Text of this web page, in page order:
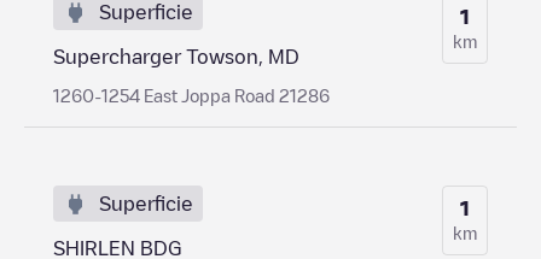
Superficie
Supercharger Towson, MD
1260-1254 East Joppa Road 21286
1
km
Superficie
SHIRLEN BDG
1
km